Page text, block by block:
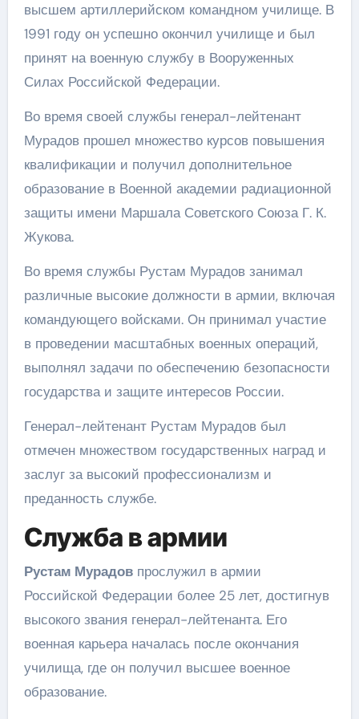
высшем артиллерийском командном училище. В
1991 году он успешно окончил училище и был
принят на военную службу в Вооруженных
Силах Российской Федерации.
Во время своей службы генерал-лейтенант
Мурадов прошел множество курсов повышения
квалификации и получил дополнительное
образование в Военной академии радиационной
защиты имени Маршала Советского Союза Г. К.
Жукова.
Во время службы Рустам Мурадов занимал
различные высокие должности в армии, включая
командующего войсками. Он принимал участие
в проведении масштабных военных операций,
выполнял задачи по обеспечению безопасности
государства и защите интересов России.
Генерал-лейтенант Рустам Мурадов был
отмечен множеством государственных наград и
заслуг за высокий профессионализм и
преданность службе.
Служба в армии
Рустам Мурадовпрослужил в армии
Российской Федерации более 25 лет, достигнув
высокого звания генерал-лейтенанта. Его
военная карьера началась после окончания
училища, где он получил высшее военное
образование.